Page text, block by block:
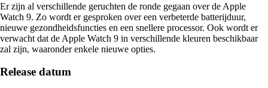
Er zijn al verschillende geruchten de ronde gegaan over de Apple
Watch 9. Zo wordt er gesproken over een verbeterde batterijduur,
nieuwe gezondheidsfuncties en een snellere processor. Ook wordt er
verwacht dat de Apple Watch 9 in verschillende kleuren beschikbaar
zal zijn, waaronder enkele nieuwe opties.
Release datum